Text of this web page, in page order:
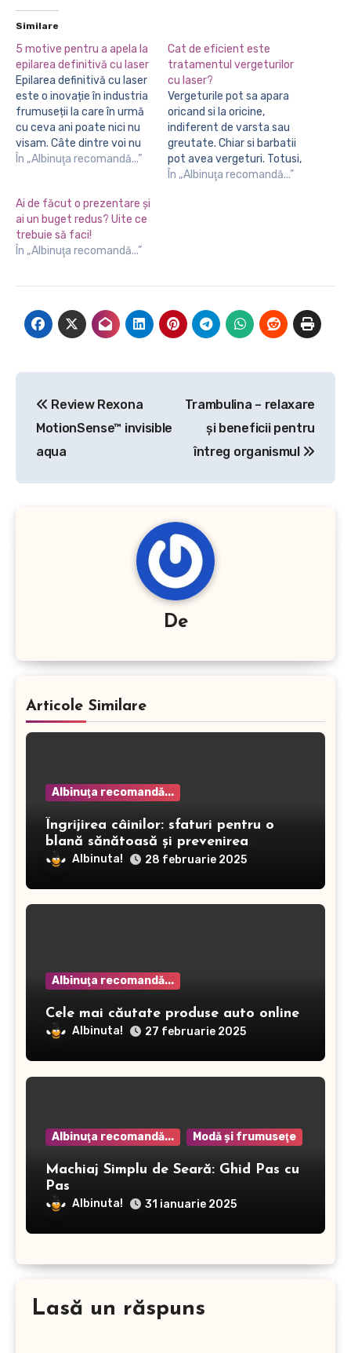
Similare
5 motive pentru a apela la
epilarea definitivă cu laser
Epilarea definitivă cu laser
este o inovație în industria
frumuseții la care în urmă
cu ceva ani poate nici nu
visam. Câte dintre voi nu
v-ați dorit ceva care să vă
fericire acum ne putem
bucura de epilare definitiva
laser…
În „Albinuţa recomandă...”
Cat de eficient este
tratamentul vergeturilor
cu laser?
Vergeturile pot sa apara
oricand si la oricine,
indiferent de varsta sau
greutate. Chiar si barbatii
pot avea vergeturi. Totusi,
femeile sunt cele mai
purtati o fusta mai…
În „Albinuţa recomandă...”
Ai de făcut o prezentare şi
ai un buget redus? Uite ce
trebuie să faci!
În „Albinuţa recomandă...”
articole
Review Rexona
MotionSense™ invisible
aqua
Trambulina – relaxare
şi beneficii pentru
întreg organismul
De
Articole Similare
Albinuţa recomandă...
Îngrijirea câinilor: sfaturi pentru o
blană sănătoasă și prevenirea
dermatitei
Albinuta! 28 februarie 2025
Albinuţa recomandă...
Cele mai căutate produse auto online
Albinuta! 27 februarie 2025
Albinuţa recomandă... Modă şi frumuseţe
Machiaj Simplu de Seară: Ghid Pas cu
Pas
Albinuta! 31 ianuarie 2025
Lasă un răspuns